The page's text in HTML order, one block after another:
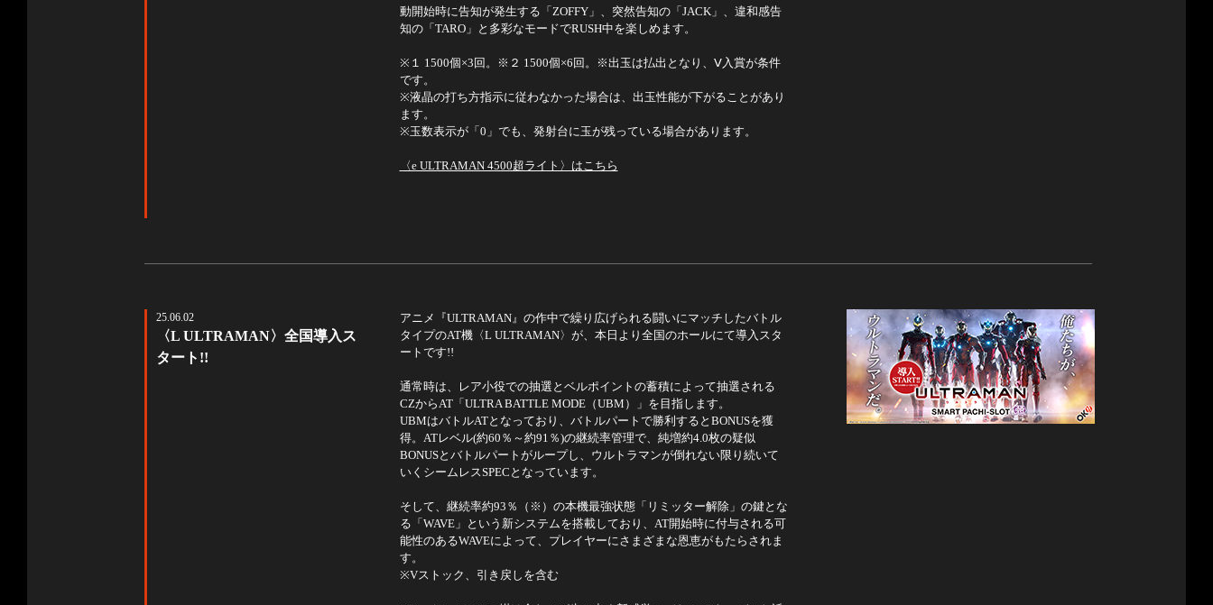
動開始時に告知が発生する「ZOFFY」、突然告知の「JACK」、違和感告
知の「TARO」と多彩なモードでRUSH中を楽しめます。
※１ 1500個×3回。※２ 1500個×6回。※出玉は払出となり、Ⅴ入賞が条件
です。
※液晶の打ち方指示に従わなかった場合は、出玉性能が下がることがあり
ます。
※玉数表示が「0」でも、発射台に玉が残っている場合があります。
〈e ULTRAMAN 4500超ライト〉はこちら
25.06.02
〈L ULTRAMAN〉全国導入ス
タート!!
アニメ『ULTRAMAN』の作中で繰り広げられる闘いにマッチしたバトル
タイプのAT機〈L ULTRAMAN〉が、本日より全国のホールにて導入スタ
ートです!!
通常時は、レア小役での抽選とベルポイントの蓄積によって抽選される
CZからAT「ULTRA BATTLE MODE（UBM）」を目指します。
UBMはバトルATとなっており、バトルパートで勝利するとBONUSを獲
得。ATレベル(約60％～約91％)の継続率管理で、純増約4.0枚の疑似
BONUSとバトルパートがループし、ウルトラマンが倒れない限り続いて
いくシームレスSPECとなっています。
そして、継続率約93％（※）の本機最強状態「リミッター解除」の鍵とな
る「WAVE」という新システムを搭載しており、AT開始時に付与される可
能性のあるWAVEによって、プレイヤーにさまざまな恩恵がもたらされま
す。
※Vストック、引き戻しを含む